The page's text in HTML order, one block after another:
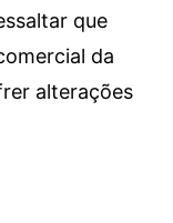
que
da
alterações